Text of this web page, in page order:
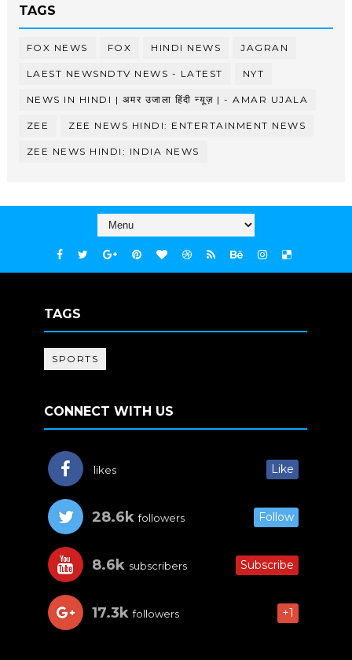
TAGS
FOX NEWS FOX HINDI NEWS JAGRAN
LAEST NEWSNDTV NEWS - LATEST NYT
NEWS IN HINDI | अमर उजाला हिंदी न्यूज़ | - AMAR UJALA
ZEE ZEE NEWS HINDI: ENTERTAINMENT NEWS
ZEE NEWS HINDI: INDIA NEWS
TAGS
SPORTS
CONNECT WITH US
likes Like
28.6k followers Follow
8.6k subscribers Subscribe
17.3k followers +1